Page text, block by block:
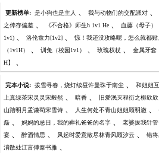
更新榜单: 是小狗也是主人 、 我与动物们的交配派对 、
之倖存偏差 、 《不合格》师生h 1v1 He 、 血藤（母子）
1v1) 、 洛伦兹力[1v2] 、 惊！我还没攻略呢，怎么就都贴
（1v1H） 、 训兔（校园1v1） 、 玫瑰权杖 、 金属牙套
H】 、
完本小说: 拨雪寻春，烧灯续昼许曼珠于南尘 、 和姐姐
上真绿茶宋灵灵宋毅然 、 暗香 、 旧爱泯灭程衍之柳欣欣
山踏明月孟谦荀宋雪诗 、 人生何处不青山姐姐顾明澈 、
磊 、 妈妈的忌日，我的葬礼爸爸的名字 、 老婆拔我针
宴 、 醉酒情思 、 风起时爱意散尽林青风顾汐云 、 错
消散处江言傅秦书雅 、